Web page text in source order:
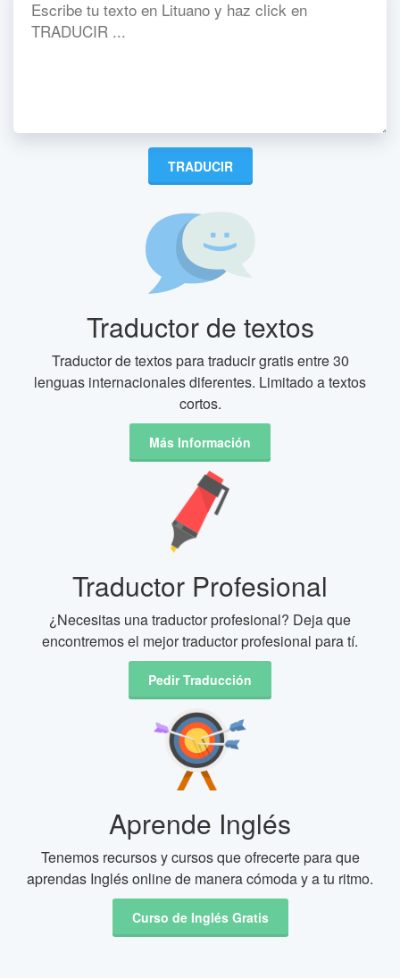
Traductor de textos
Traductor de textos para traducir gratis entre 30
lenguas internacionales diferentes. Limitado a textos
cortos.
Más Información
Traductor Profesional
¿Necesitas una traductor profesional? Deja que
encontremos el mejor traductor profesional para tí.
Pedir Traducción
Aprende Inglés
Tenemos recursos y cursos que ofrecerte para que
aprendas Inglés online de manera cómoda y a tu ritmo.
Curso de Inglés Gratis